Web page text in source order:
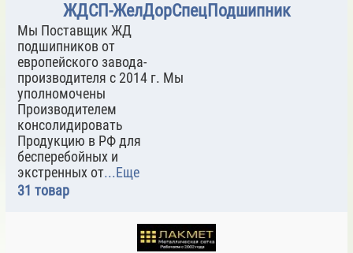
ЖДСП-ЖелДорСпецПодшипник
Мы Поставщик ЖД
подшипников от
европейского завода-
производителя с 2014 г. Мы
уполномочены
Производителем
консолидировать
Продукцию в РФ для
бесперебойных и
экстренных от...Еще
31 товар